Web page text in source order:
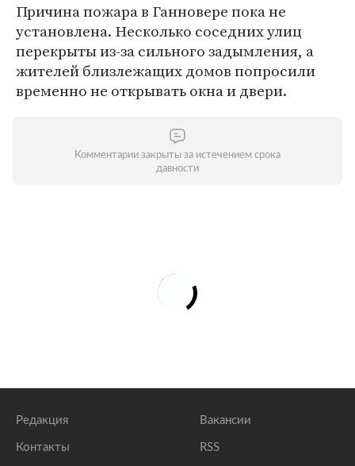
Причина пожара в Ганновере пока не
установлена. Несколько соседних улиц
перекрыты из-за сильного задымления, а
жителей близлежащих домов попросили
временно не открывать окна и двери.
Комментарии закрыты за истечением срока
давности
Редакция
Контакты
Вакансии
RSS